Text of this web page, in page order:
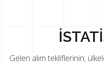
Gelen alım tekliflerinin;